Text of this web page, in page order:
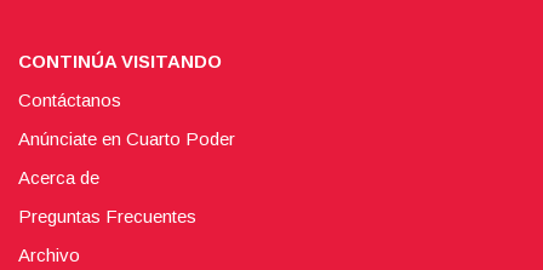
CONTINÚA VISITANDO
Contáctanos
Anúnciate en Cuarto Poder
Acerca de
Preguntas Frecuentes
Archivo